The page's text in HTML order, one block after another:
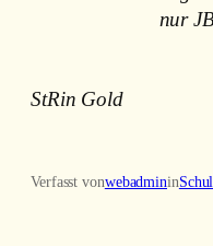
StRin Gold
Verfasst vonwebadminin